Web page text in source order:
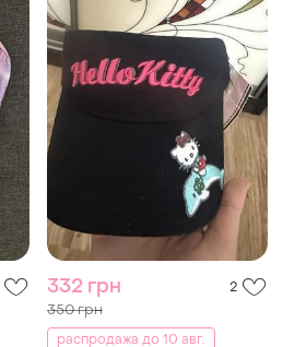
332 грн 2
350 грн
распродажа до 10 авг.